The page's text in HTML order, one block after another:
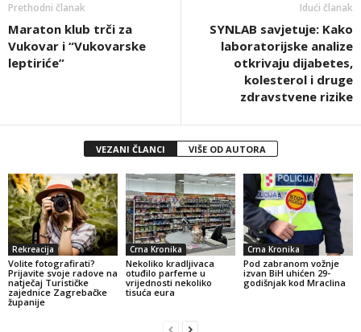
Prethodni članak
Maraton klub trči za
Vukovar i “Vukovarske
leptiriće”
Idući članak
SYNLAB savjetuje: Kako
laboratorijske analize
otkrivaju dijabetes,
kolesterol i druge
zdravstvene rizike
VEZANI ČLANCI VIŠE OD AUTORA
Rekreacija
Volite fotografirati?
Prijavite svoje radove na
natječaj Turističke
zajednice Zagrebačke
županije
Crna Kronika
Nekoliko kradljivaca
otuđilo parfeme u
vrijednosti nekoliko
tisuća eura
Crna Kronika
Pod zabranom vožnje
izvan BiH uhićen 29-
godišnjak kod Mraclina